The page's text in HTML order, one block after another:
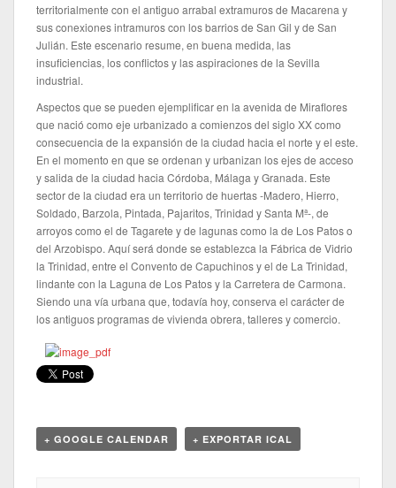
territorialmente con el antiguo arrabal extramuros de Macarena y
sus conexiones intramuros con los barrios de San Gil y de San
Julián. Este escenario resume, en buena medida, las
insuficiencias, los conflictos y las aspiraciones de la Sevilla
industrial.
Aspectos que se pueden ejemplificar en la avenida de Miraflores
que nació como eje urbanizado a comienzos del siglo XX como
consecuencia de la expansión de la ciudad hacia el norte y el este.
En el momento en que se ordenan y urbanizan los ejes de acceso
y salida de la ciudad hacia Córdoba, Málaga y Granada. Este
sector de la ciudad era un territorio de huertas -Madero, Hierro,
Soldado, Barzola, Pintada, Pajaritos, Trinidad y Santa Mª-, de
arroyos como el de Tagarete y de lagunas como la de Los Patos o
del Arzobispo. Aquí será donde se establezca la Fábrica de Vidrio
la Trinidad, entre el Convento de Capuchinos y el de La Trinidad,
lindante con la Laguna de Los Patos y la Carretera de Carmona.
Siendo una vía urbana que, todavía hoy, conserva el carácter de
los antiguos programas de vivienda obrera, talleres y comercio.
+ GOOGLE CALENDAR + EXPORTAR ICAL